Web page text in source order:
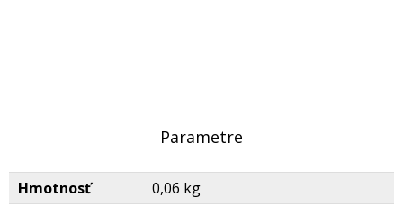
Parametre
Hmotnosť 0,06 kg